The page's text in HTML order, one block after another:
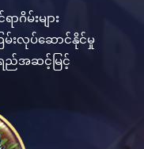
မ်းများ
မ်းလုပ်ဆောင်နိုင်မှု
ည်အဆင့်မြင့်